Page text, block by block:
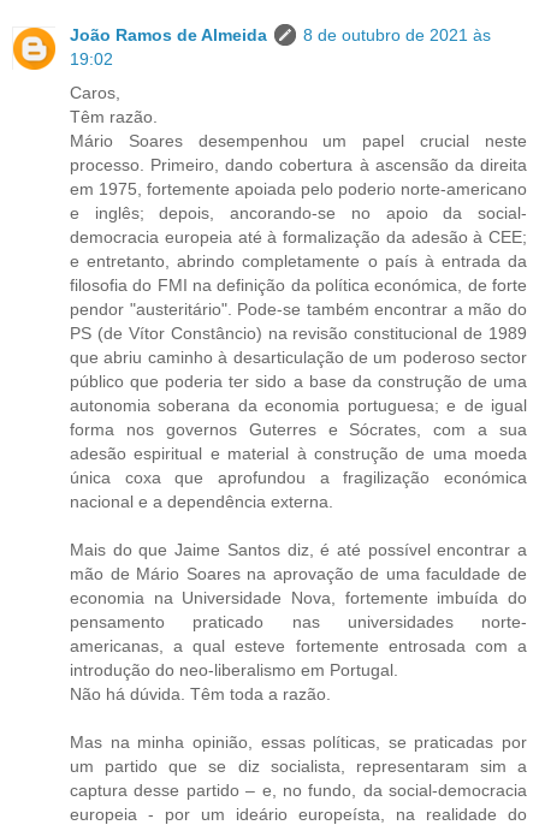
João Ramos de Almeida
8 de outubro de 2021 às
19:02
Caros,
Têm razão.
Mário Soares desempenhou um papel crucial neste
processo. Primeiro, dando cobertura à ascensão da direita
em 1975, fortemente apoiada pelo poderio norte-americano
e inglês; depois, ancorando-se no apoio da social-
democracia europeia até à formalização da adesão à CEE;
e entretanto, abrindo completamente o país à entrada da
filosofia do FMI na definição da política económica, de forte
pendor "austeritário". Pode-se também encontrar a mão do
PS (de Vítor Constâncio) na revisão constitucional de 1989
que abriu caminho à desarticulação de um poderoso sector
público que poderia ter sido a base da construção de uma
autonomia soberana da economia portuguesa; e de igual
forma nos governos Guterres e Sócrates, com a sua
adesão espiritual e material à construção de uma moeda
única coxa que aprofundou a fragilização económica
nacional e a dependência externa.
Mais do que Jaime Santos diz, é até possível encontrar a
mão de Mário Soares na aprovação de uma faculdade de
economia na Universidade Nova, fortemente imbuída do
pensamento praticado nas universidades norte-
americanas, a qual esteve fortemente entrosada com a
introdução do neo-liberalismo em Portugal.
Não há dúvida. Têm toda a razão.
Mas na minha opinião, essas políticas, se praticadas por
um partido que se diz socialista, representaram sim a
captura desse partido – e, no fundo, da social-democracia
europeia - por um ideário europeísta, na realidade do